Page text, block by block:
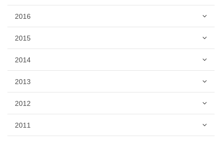
2016
2015
2014
2013
2012
2011